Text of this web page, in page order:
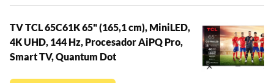
TV TCL 65C61K 65" (165,1 cm), MiniLED,
4K UHD, 144 Hz, Procesador AiPQ Pro,
Smart TV, Quantum Dot